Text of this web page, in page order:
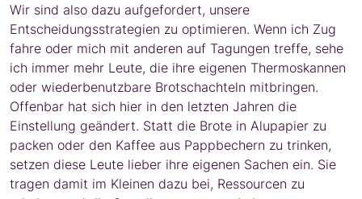
Wir sind also dazu aufgefordert, unsere
Entscheidungsstrategien zu optimieren. Wenn ich Zug
fahre oder mich mit anderen auf Tagungen treffe, sehe
ich immer mehr Leute, die ihre eigenen Thermoskannen
oder wiederbenutzbare Brotschachteln mitbringen.
Offenbar hat sich hier in den letzten Jahren die
Einstellung geändert. Statt die Brote in Alupapier zu
packen oder den Kaffee aus Pappbechern zu trinken,
setzen diese Leute lieber ihre eigenen Sachen ein. Sie
tragen damit im Kleinen dazu bei, Ressourcen zu